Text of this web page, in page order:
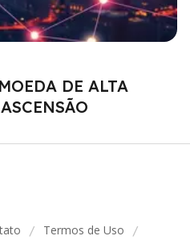
DE ALTA
/ Termos de Uso /